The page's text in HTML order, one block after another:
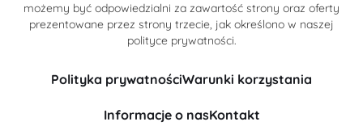
możemy być odpowiedzialni za zawartość strony oraz oferty
prezentowane przez strony trzecie, jak określono w naszej
polityce prywatności.
Polityka prywatnościWarunki korzystania
Informacje o nasKontakt